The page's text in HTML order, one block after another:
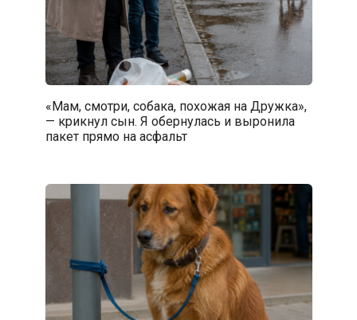
«Мам, смотри, собака, похожая на Дружка»,
— крикнул сын. Я обернулась и выронила
пакет прямо на асфальт